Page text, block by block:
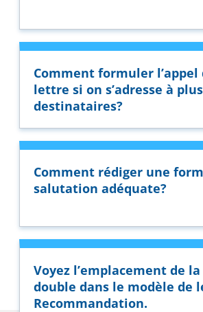
Comment formuler l’appel
lettre si on s’adresse à
destinataires?
Comment rédiger une
salutation adéquate?
Voyez l’emplacement de
double dans le modèle de
Recommandation.